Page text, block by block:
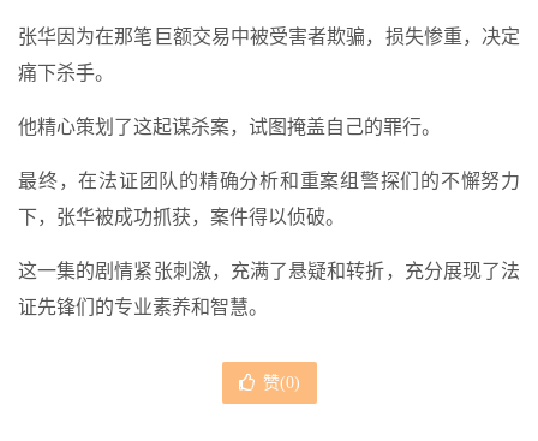
张华因为在那笔巨额交易中被受害者欺骗，损失惨重，决定
痛下杀手。
他精心策划了这起谋杀案，试图掩盖自己的罪行。
最终，在法证团队的精确分析和重案组警探们的不懈努力
下，张华被成功抓获，案件得以侦破。
这一集的剧情紧张刺激，充满了悬疑和转折，充分展现了法
证先锋们的专业素养和智慧。
赞(0)